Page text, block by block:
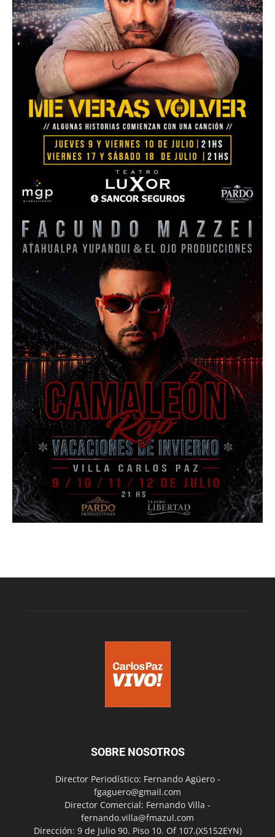
SOBRE NOSOTROS
Director Periodístico: Fernando Agüero -
fgaguero@gmail.com
Director Comercial: Fernando Villa -
fernando.villa@fmazul.com
Dirección: 9 de Julio 90. Piso 10. Of 107.(X5152EYN)